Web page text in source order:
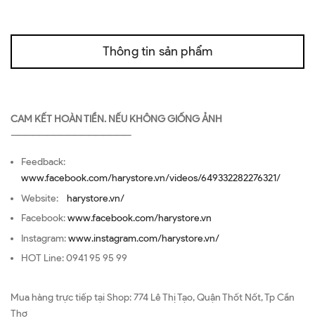
Thông tin sản phẩm
CAM KẾT HOÀN TIỀN. NẾU KHÔNG GIỐNG ẢNH
—————————————————
Feedback:
www.facebook.com/harystore.vn/videos/649332282276321/
Website: harystore.vn/
Facebook:www.facebook.com/harystore.vn
Instagram:www.instagram.com/harystore.vn/
HOT Line: 0941 95 95 99
Mua hàng trực tiếp tại Shop: 774 Lê Thị Tạo, Quận Thốt Nốt, Tp Cần
Thơ